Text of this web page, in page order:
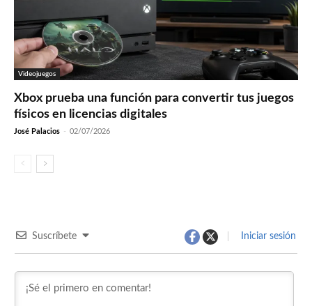
Videojuegos
Xbox prueba una función para convertir tus juegos
físicos en licencias digitales
José Palacios - 02/07/2026
Suscríbete Iniciar sesión